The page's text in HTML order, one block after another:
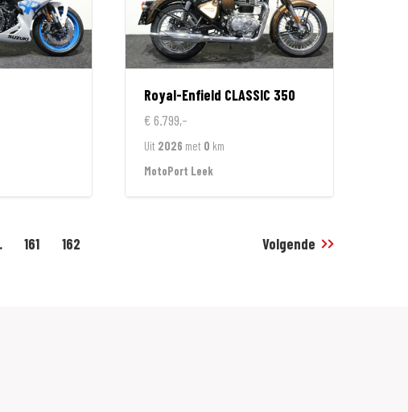
Royal-Enfield CLASSIC 350
€ 6.799,-
Uit 2026 met 0 km
MotoPort Leek
161 162 Volgende